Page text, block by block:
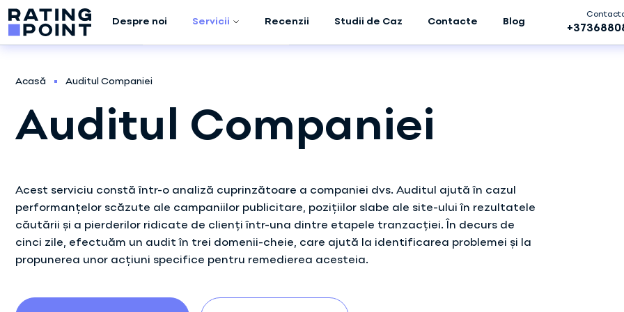
Despre noi Servicii
marketing
Promovare în
Google ADS
Crearea scripturilor
Recenzii Studii de Caz Contacte Blog
Acasă Auditul Companiei
Auditul Companiei
Acest serviciu constă într-o analiză cuprinzătoare a companiei dvs. Auditul ajută în cazul
performanțelor scăzute ale campaniilor publicitare, pozițiilor slabe ale site-ului în rezultatele
căutării și a pierderilor ridicate de clienți într-una dintre etapele tranzacției. În decurs de
cinci zile, efectuăm un audit în trei domenii-cheie, care ajută la identificarea problemei și la
propunerea unor acțiuni specifice pentru remedierea acesteia.